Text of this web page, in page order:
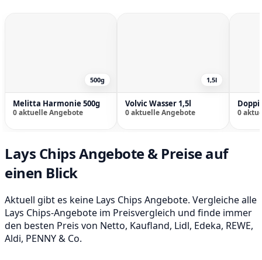
500g
Melitta Harmonie 500g
0 aktuelle Angebote
1,5l
Volvic Wasser 1,5l
0 aktuelle Angebote 0
Lays Chips Angebote & Preise auf
einen Blick
Aktuell gibt es keine Lays Chips Angebote. Vergleiche alle
Lays Chips-Angebote im Preisvergleich und finde immer
den besten Preis von Netto, Kaufland, Lidl, Edeka, REWE,
Aldi, PENNY & Co.